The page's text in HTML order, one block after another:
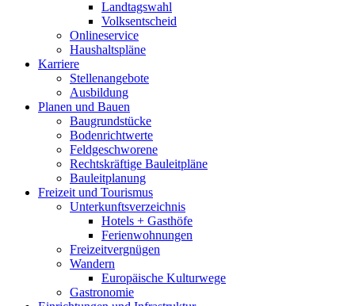
Landtagswahl
Volksentscheid
Onlineservice
Haushaltspläne
Karriere
Stellenangebote
Ausbildung
Planen und Bauen
Baugrundstücke
Bodenrichtwerte
Feldgeschworene
Rechtskräftige Bauleitpläne
Bauleitplanung
Freizeit und Tourismus
Unterkunftsverzeichnis
Hotels + Gasthöfe
Ferienwohnungen
Freizeitvergnügen
Wandern
Europäische Kulturwege
Gastronomie